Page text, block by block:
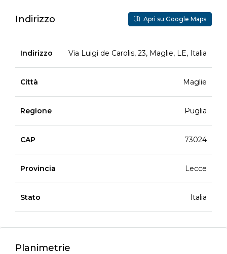
Indirizzo Apri su Google Maps
Indirizzo Via Luigi de Carolis, 23, Maglie, LE, Italia
Città Maglie
Regione Puglia
CAP 73024
Provincia Lecce
Stato Italia
Planimetrie